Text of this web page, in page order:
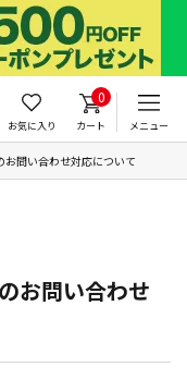
お気に入り
0
カート メニュー
問い合わせ対応について
お問い合わせ